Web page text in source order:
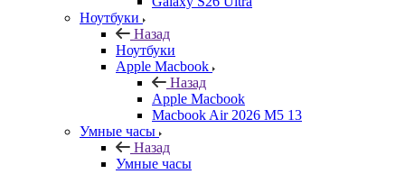
Ноутбуки
Назад
Ноутбуки
Apple Macbook
Назад
Apple Macbook
Macbook Air 2026 M5 13
Умные часы
Назад
Умные часы